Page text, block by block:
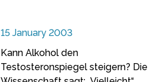
15 January 2003
Kann Alkohol den
Testosteronspiegel steigern? Die